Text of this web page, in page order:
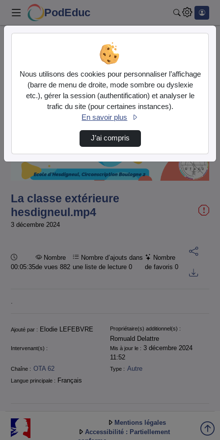
PodEduc
La classe extérieure hesdigneul.mp4
Lire
la
vidéo
La classe extérieure
hesdigneul.mp4
3 décembre 2024
Durée :
00:05:35
Nombre
de vues 882
Nombre d’ajouts dans
une liste de lecture 0
Nombre
de favoris0
Informations
Ajouté par : Elodie LEFEBVRE Propriétaire(s) additionnel(s) :
Romuald Delattre
Intervenant(s) : Mis à jour le : 3 décembre 2024
11:52
Chaîne : OTA 62 Type : Autre
Langue principale : Français
Mentions légales
Accessibilité : Partiellement
Nous utilisons des cookies pour personnaliser l’affichage
(barre de menu de droite, mode sombre ou dyslexie
etc.), gérer la session (authentification) et analyser le
trafic du site (pour certaines instances).
En savoir plus
J’ai compris